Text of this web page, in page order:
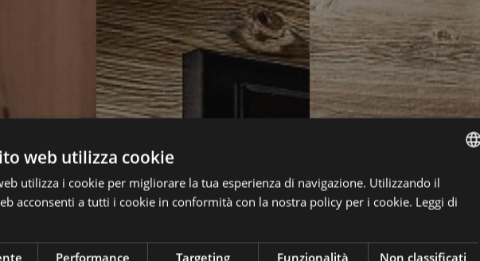
ITALIAN
web utilizza cookie
utilizza i cookie per migliorare la tua esperienza di navigazione. Utilizzando il
acconsenti a tutti i cookie in conformità con la nostra policy per i cookie. Leggi di
Performance Targeting Funzionalità Non classificati